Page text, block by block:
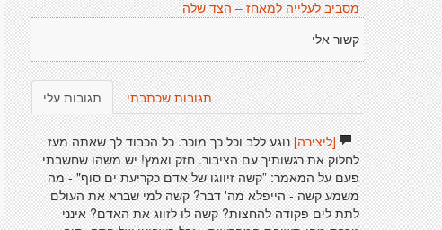
מסביב לעלייה למאחז – הצד שלה
קשור אלי
תגובות עלי תגובות שכתבתי
[ליצירה]נוגע ללב וכל כך מוכר. כל הכבוד לך שאתה מעז
לחלוק את רגשותיך עם הציבור. חזק ואמץ! יש משהו שחשבתי
פעם על המאמר: ”קשה זיווגו של אדם כקריעת ים סוף" - מה
משמע קשה - הייפלא מה' דבר? קשה למי שברא את העולם
לתת לים פקודה להחצות? קשה לו לזווג את האדם? אינני